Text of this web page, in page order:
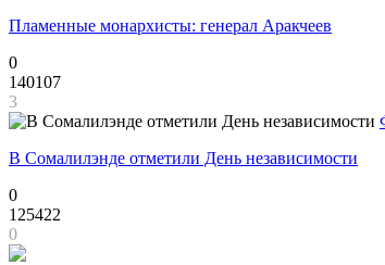
Пламенные монархисты: генерал Аракчеев
0
140107
3
В Сомалилэнде отметили День независимости
0
125422
0